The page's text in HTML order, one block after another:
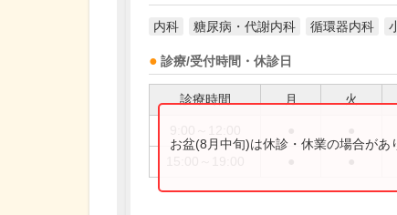
内科 糖尿病・代謝内科 循環器内科
診療/受付時間・休診日
診療時間 月 火
お盆(8月中旬)は休診・休業の場合があ